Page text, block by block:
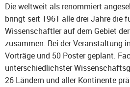
Die weltweit als renommiert
bringt seit 1961 alle drei Jahre die
Wissenschaftler auf dem Gebiet
zusammen. Bei der Veranstaltung
Vorträge und 50 Poster geplant.
unterschiedlichster
26 Ländern und aller Kontinente